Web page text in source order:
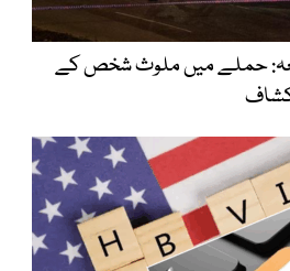
حملے میں ملوث شخص کے